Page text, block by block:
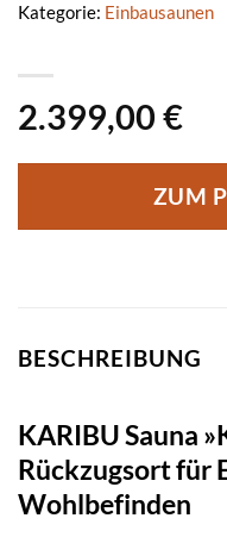
2.399,00 €
ZUM
Kategorie: Einbausaunen
BESCHREIBUNG
KARIBU Sauna
Rückzugsort für
Wohlbefinden